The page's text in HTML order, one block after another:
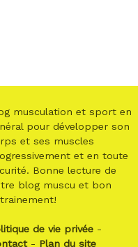
musculation et sport en
pour développer son
et ses muscles
et en toute
Bonne lecture de
blog muscu et bon
de vie privée -
- Plan du site